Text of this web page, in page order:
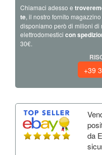
Chiamaci adesso e
te, il nostro fornito
disponiamo però di milioni
elettrodomestici con
30€.
+39
da